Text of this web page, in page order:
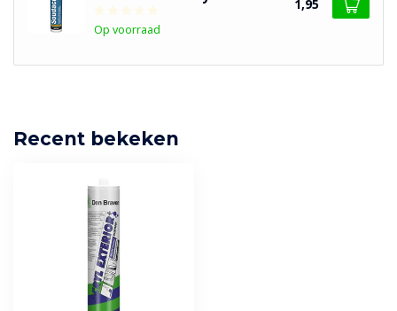
Op voorraad
1,95
Recent bekeken